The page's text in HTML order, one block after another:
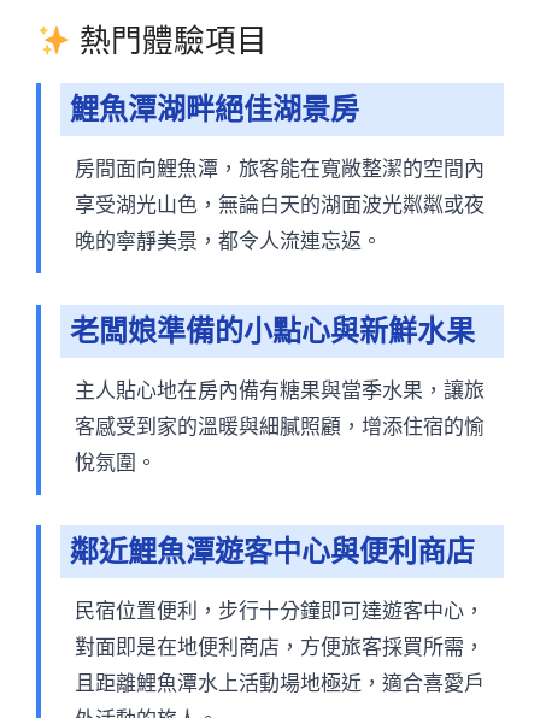
熱門體驗項目
鯉魚潭湖畔絕佳湖景房
房間面向鯉魚潭，旅客能在寬敞整潔的空間內
享受湖光山色，無論白天的湖面波光粼粼或夜
晚的寧靜美景，都令人流連忘返。
老闆娘準備的小點心與新鮮水果
主人貼心地在房內備有糖果與當季水果，讓旅
客感受到家的溫暖與細膩照顧，增添住宿的愉
悅氛圍。
鄰近鯉魚潭遊客中心與便利商店
民宿位置便利，步行十分鐘即可達遊客中心，
對面即是在地便利商店，方便旅客採買所需，
且距離鯉魚潭水上活動場地極近，適合喜愛戶